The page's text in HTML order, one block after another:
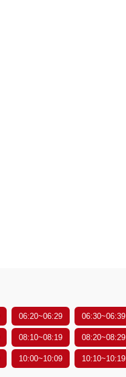
06:20~06:29 06:30~06:39
08:10~08:19 08:20~08:29
10:00~10:09 10:10~10:19